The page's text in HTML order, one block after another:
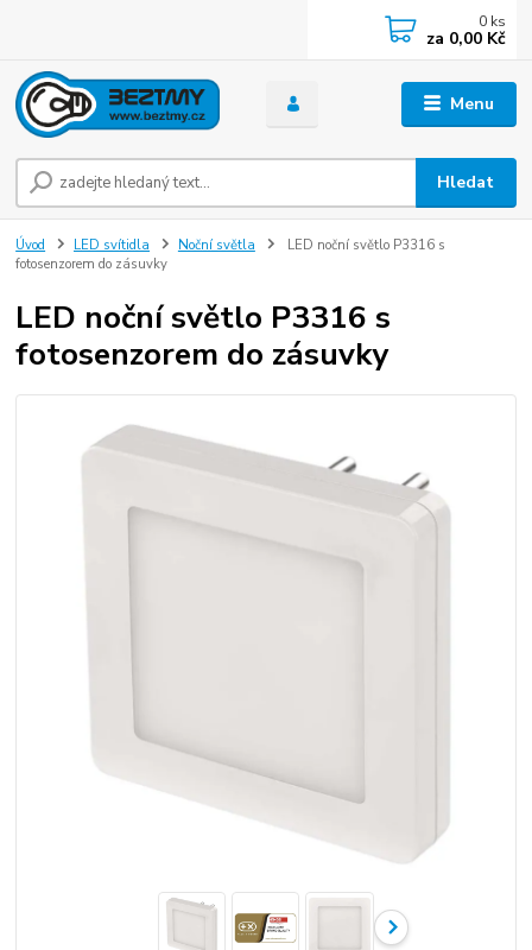
Menu
Hledat
0 ks
za 0,00 Kč
Úvod LED svítidla Noční světla
LED noční světlo P3316 s
fotosenzorem do zásuvky
LED noční světlo P3316 s
fotosenzorem do zásuvky